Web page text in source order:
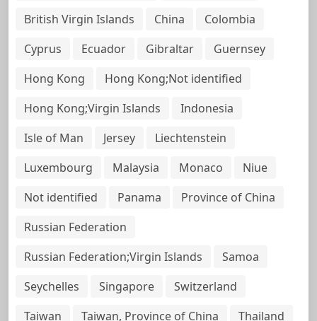
British Virgin Islands
China
Colombia
Cyprus
Ecuador Gibraltar
Guernsey
Hong Kong
Hong Kong;Not identified
Hong Kong;Virgin Islands
Indonesia
Isle of Man
Jersey
Liechtenstein
Luxembourg
Malaysia Monaco
Niue
Not identified
Panama
Province of China
Russian Federation
Russian Federation;Virgin Islands
Samoa
Seychelles
Singapore
Switzerland
Taiwan
Taiwan, Province of China Thailand